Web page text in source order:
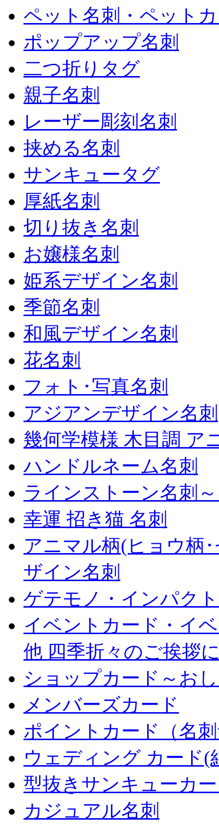
ペット名刺・ペット
ポップアップ名刺
二つ折りタグ
親子名刺
レーザー彫刻名刺
挟める名刺
サンキュータグ
厚紙名刺
切り抜き名刺
お嬢様名刺
姫系デザイン名刺
季節名刺
和風デザイン名刺
花名刺
フォト･写真名刺
アジアンデザイン名刺
幾何学模様 木目調 ア
ハンドルネーム名刺
ラインストーン名刺
幸運 招き猫 名刺
アニマル柄(ヒョウ柄
ザイン名刺
ゲテモノ・インパク
イベントカード・イ
他 四季折々のご挨拶
ショップカード～お
メンバーズカード
ポイントカード（名
ウェディング カード(
型抜きサンキューカ
カジュアル名刺